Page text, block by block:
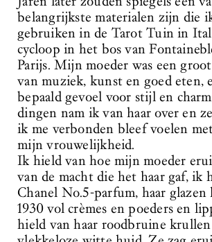
belangrijkste materialen zijn die
gebruiken in de Tarot Tuin in
cycloop in het bos van
Parijs. Mijn moeder was een
van muziek, kunst en goed eten,
bepaald gevoel voor stijl en
dingen nam ik van haar over en
ik me verbonden bleef voelen
mijn vrouwelijkheid.
Ik hield van hoe mijn moeder
van de macht die het haar gaf, ik
Chanel No.5-parfum, haar
1930 vol crèmes en poeders en
hield van haar roodbruine